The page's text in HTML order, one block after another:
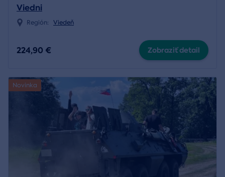
Viedni
Región: Viedeň
224,90 € Zobraziť detail
Novinka